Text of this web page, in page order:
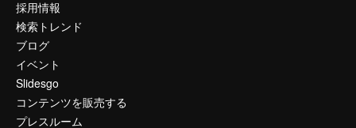
採用情報
検索トレンド
ブログ
イベント
Slidesgo
コンテンツを販売する
プレスルーム